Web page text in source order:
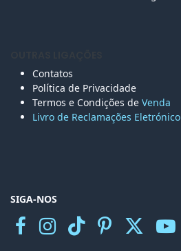
Contatos
Política de Privacidade
Termos e Condições de Venda
Livro de Reclamações Eletrónico
SIGA-NOS